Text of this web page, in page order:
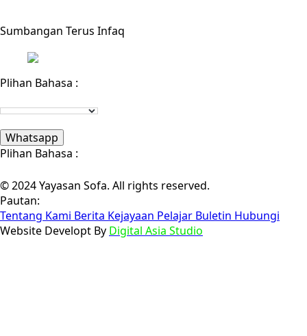
Sumbangan Terus Infaq
Plihan Bahasa :
Whatsapp
Plihan Bahasa :
© 2024 Yayasan Sofa. All rights reserved.
Pautan:
Tentang Kami Berita Kejayaan Pelajar Buletin Hubungi
Website Developt By Digital Asia Studio